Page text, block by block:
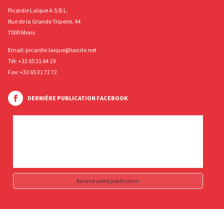
Picardie Laïque A.S.B.L.
Rue de la Grande Triperie, 44
7000 Mons
Email: picardie.laique@laicite.net
Tél: +32 65 31 64 19
Fax: +32 65 31 72 72
DERNIÈRE PUBLICATION FACEBOOK
Aucune autre publication